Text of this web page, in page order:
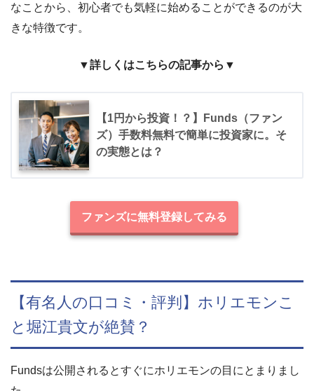
なことから、初心者でも気軽に始めることができるのが大
きな特徴です。
▼詳しくはこちらの記事から▼
【1円から投資！？】Funds（ファン
ズ）手数料無料で簡単に投資家に。そ
の実態とは？
ファンズに無料登録してみる
【有名人の口コミ・評判】ホリエモンこ
と堀江貴文が絶賛？
Fundsは公開されるとすぐにホリエモンの目にとまりまし